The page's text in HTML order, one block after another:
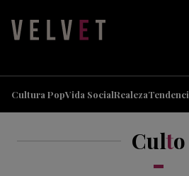
Cultura PopVida SocialRealeza
Culto